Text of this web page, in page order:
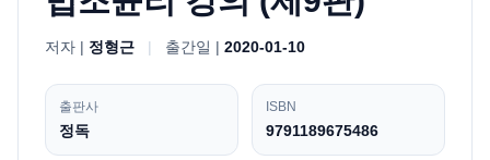
저자 | 정형근 | 출간일 | 2020-01-10
출판사
정독
ISBN
9791189675486